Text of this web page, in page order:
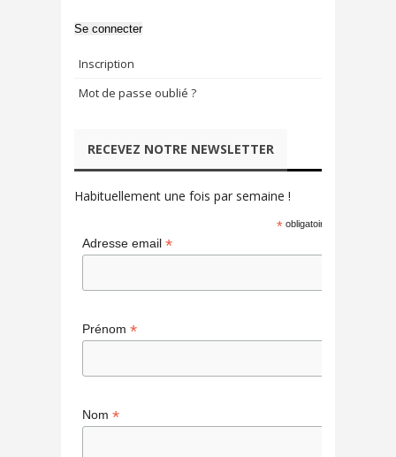
Se connecter
Inscription
Mot de passe oublié ?
RECEVEZ NOTRE NEWSLETTER
Habituellement une fois par semaine !
* obligatoire
Adresse email *
Prénom *
Nom *